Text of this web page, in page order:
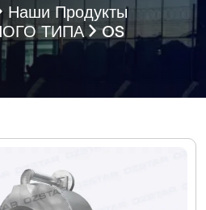
Наши Продукты
ТИПА
OS